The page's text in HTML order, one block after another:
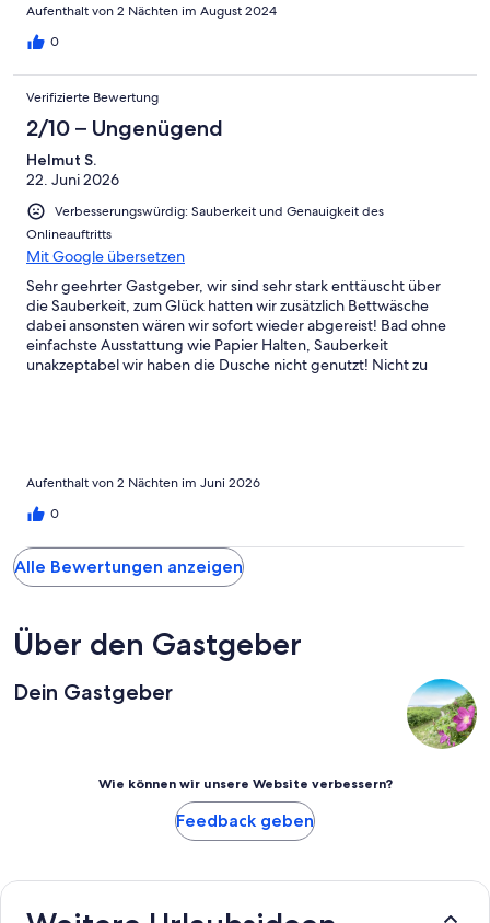
Aufenthalt von 2 Nächten im August 2024
0
Verifizierte Bewertung
2/10 – Ungenügend
Helmut S.
22. Juni 2026
Verbesserungswürdig: Sauberkeit und Genauigkeit des
Onlineauftritts
Mit Google übersetzen
Sehr geehrter Gastgeber, wir sind sehr stark enttäuscht über
die Sauberkeit, zum Glück hatten wir zusätzlich Bettwäsche
dabei ansonsten wären wir sofort wieder abgereist! Bad ohne
einfachste Ausstattung wie Papier Halten, Sauberkeit
unakzeptabel wir haben die Dusche nicht genutzt! Nicht zu
Aufenthalt von 2 Nächten im Juni 2026
0
Alle Bewertungen anzeigen
Über den Gastgeber
Dein Gastgeber
Wie können wir unsere Website verbessern?
Feedback geben